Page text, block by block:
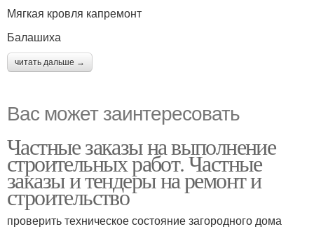
Мягкая кровля капремонт
Балашиха
читать дальше →
Вас может заинтересовать
Частные заказы на выполнение
строительных работ. Частные
заказы и тендеры на ремонт и
строительство
проверить техническое состояние загородного дома